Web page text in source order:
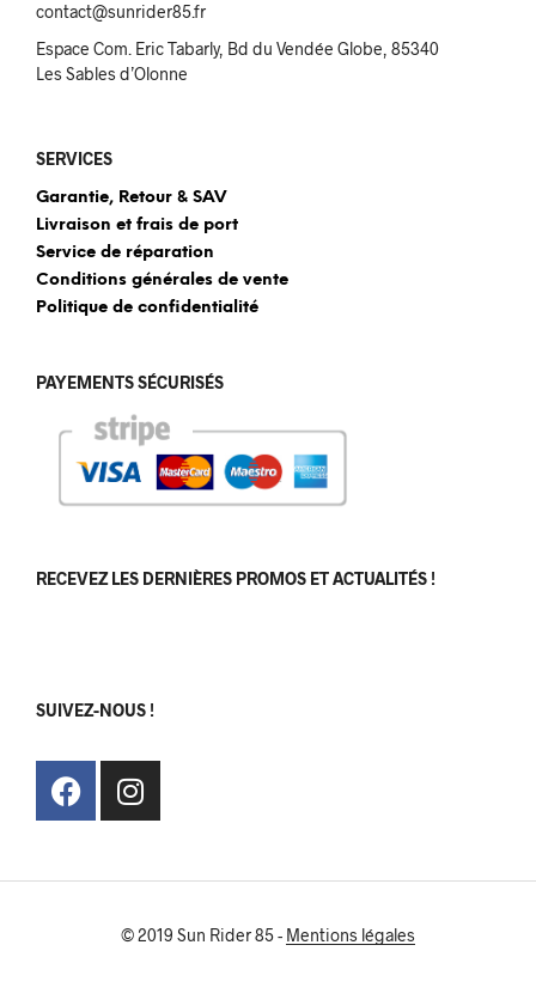
contact@sunrider85.fr
Espace Com. Eric Tabarly, Bd du Vendée Globe, 85340
Les Sables d’Olonne
SERVICES
Garantie, Retour & SAV
Livraison et frais de port
Service de réparation
Conditions générales de vente
Politique de confidentialité
PAYEMENTS SÉCURISÉS
RECEVEZ LES DERNIÈRES PROMOS ET ACTUALITÉS !
SUIVEZ-NOUS !
© 2019 Sun Rider 85 - Mentions légales